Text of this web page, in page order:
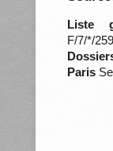
Liste
F/7/*/
Paris